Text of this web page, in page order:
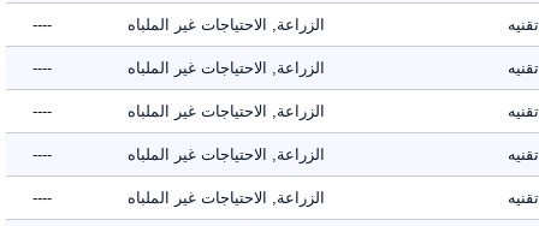
الزراعة, الاحتياجات غير الملباه ----
الزراعة, الاحتياجات غير الملباه ----
الزراعة, الاحتياجات غير الملباه ----
الزراعة, الاحتياجات غير الملباه ----
الزراعة, الاحتياجات غير الملباه ----